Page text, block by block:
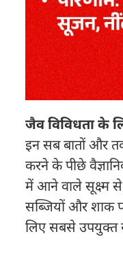
जैव विविधता के
इन सब बातों और
करने के पीछे
में आने वाले सूक्ष्म से
सब्जियों और शाक
लिए सबसे उपयुक्त